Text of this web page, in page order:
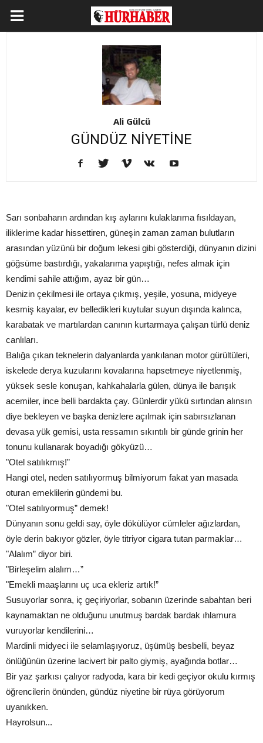
Ali Gülcü
GÜNDÜZ NİYETİNE
Sarı sonbaharın ardından kış aylarını kulaklarıma fısıldayan,
iliklerime kadar hissettiren, güneşin zaman zaman bulutların
arasından yüzünü bir doğum lekesi gibi gösterdiği, dünyanın dizini
göğsüme bastırdığı, yakalarıma yapıştığı, nefes almak için
kendimi sahile attığım, ayaz bir gün…
Denizin çekilmesi ile ortaya çıkmış, yeşile, yosuna, midyeye
kesmiş kayalar, ev belledikleri kuytular suyun dışında kalınca,
karabatak ve martılardan canının kurtarmaya çalışan türlü deniz
canlıları.
Balığa çıkan teknelerin dalyanlarda yankılanan motor gürültüleri,
iskelede derya kuzularını kovalarına hapsetmeye niyetlenmiş,
yüksek sesle konuşan, kahkahalarla gülen, dünya ile barışık
acemiler, ince belli bardakta çay. Günlerdir yükü sırtından alınsın
diye bekleyen ve başka denizlere açılmak için sabırsızlanan
devasa yük gemisi, usta ressamın sıkıntılı bir günde grinin her
tonunu kullanarak boyadığı gökyüzü…
"Otel satılıkmış!”
Hangi otel, neden satılıyormuş bilmiyorum fakat yan masada
oturan emeklilerin gündemi bu.
"Otel satılıyormuş” demek!
Dünyanın sonu geldi say, öyle dökülüyor cümleler ağızlardan,
öyle derin bakıyor gözler, öyle titriyor cigara tutan parmaklar…
"Alalım” diyor biri.
"Birleşelim alalım…”
"Emekli maaşlarını uç uca ekleriz artık!”
Susuyorlar sonra, iç geçiriyorlar, sobanın üzerinde sabahtan beri
kaynamaktan ne olduğunu unutmuş bardak bardak ıhlamura
vuruyorlar kendilerini…
Mardinli midyeci ile selamlaşıyoruz, üşümüş besbelli, beyaz
önlüğünün üzerine lacivert bir palto giymiş, ayağında botlar…
Bir yaz şarkısı çalıyor radyoda, kara bir kedi geçiyor okulu kırmış
öğrencilerin önünden, gündüz niyetine bir rüya görüyorum
uyanıkken.
Hayrolsun...